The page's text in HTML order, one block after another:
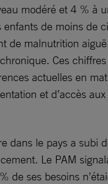
modéré et 4 % à
enfants de moins de
de malnutrition
Ces
actuelles en
et d’accès
dans le pays a subi
Le PAM
de ses besoins